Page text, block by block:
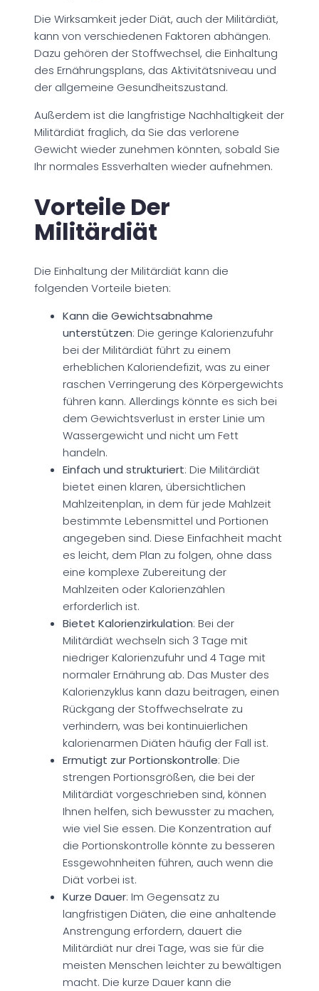
Die Wirksamkeit jeder Diät, auch der Militärdiät,
kann von verschiedenen Faktoren abhängen.
Dazu gehören der Stoffwechsel, die Einhaltung
des Ernährungsplans, das Aktivitätsniveau und
der allgemeine Gesundheitszustand.
Außerdem ist die langfristige Nachhaltigkeit der
Militärdiät fraglich, da Sie das verlorene
Gewicht wieder zunehmen könnten, sobald Sie
Ihr normales Essverhalten wieder aufnehmen.
Vorteile Der
Militärdiät
Die Einhaltung der Militärdiät kann die
folgenden Vorteile bieten:
Kann die Gewichtsabnahme
unterstützen: Die geringe Kalorienzufuhr
bei der Militärdiät führt zu einem
erheblichen Kaloriendefizit, was zu einer
raschen Verringerung des Körpergewichts
führen kann. Allerdings könnte es sich bei
dem Gewichtsverlust in erster Linie um
Wassergewicht und nicht um Fett
handeln.
Einfach und strukturiert: Die Militärdiät
bietet einen klaren, übersichtlichen
Mahlzeitenplan, in dem für jede Mahlzeit
bestimmte Lebensmittel und Portionen
angegeben sind. Diese Einfachheit macht
es leicht, dem Plan zu folgen, ohne dass
eine komplexe Zubereitung der
Mahlzeiten oder Kalorienzählen
erforderlich ist.
Bietet Kalorienzirkulation: Bei der
Militärdiät wechseln sich 3 Tage mit
niedriger Kalorienzufuhr und 4 Tage mit
normaler Ernährung ab. Das Muster des
Kalorienzyklus kann dazu beitragen, einen
Rückgang der Stoffwechselrate zu
verhindern, was bei kontinuierlichen
kalorienarmen Diäten häufig der Fall ist.
Ermutigt zur Portionskontrolle: Die
strengen Portionsgrößen, die bei der
Militärdiät vorgeschrieben sind, können
Ihnen helfen, sich bewusster zu machen,
wie viel Sie essen. Die Konzentration auf
die Portionskontrolle könnte zu besseren
Essgewohnheiten führen, auch wenn die
Diät vorbei ist.
Kurze Dauer: Im Gegensatz zu
langfristigen Diäten, die eine anhaltende
Anstrengung erfordern, dauert die
Militärdiät nur drei Tage, was sie für die
meisten Menschen leichter zu bewältigen
macht. Die kurze Dauer kann die